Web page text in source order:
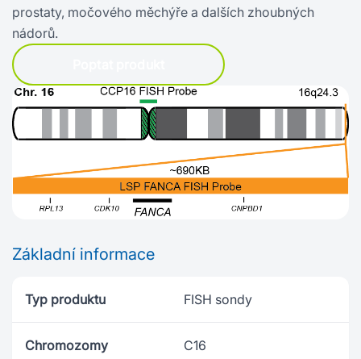
prostaty, močového měchýře a dalších zhoubných
nádorů.
Základní informace
Typ produktu FISH sondy
Chromozomy C16